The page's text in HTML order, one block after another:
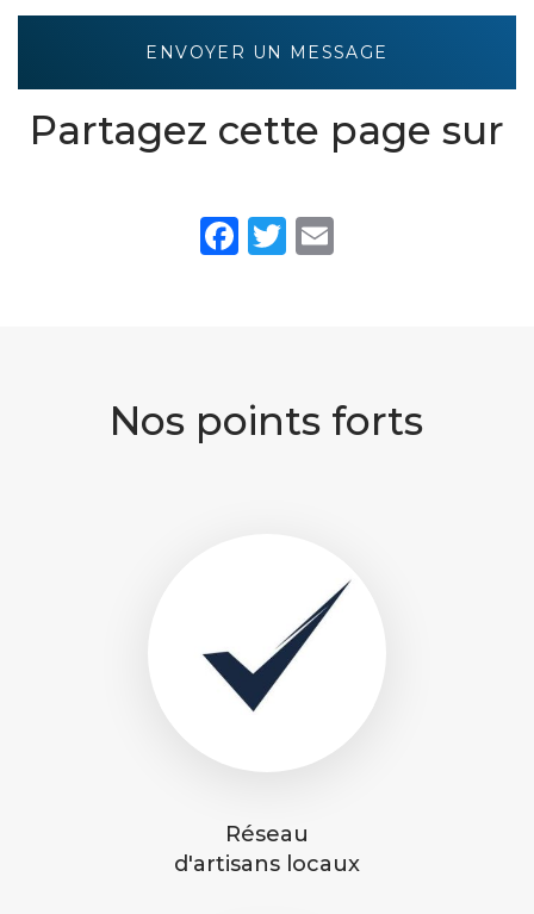
ENVOYER UN MESSAGE
Partagez cette page sur
Facebook
Twitter
Nos points forts
Réseau
d'artisans locaux